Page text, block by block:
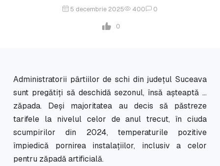
5 decembrie 2025 400 0
0
Administratorii pârtiilor de schi din județul Suceava
sunt pregătiți să deschidă sezonul, însă așteaptă ...
zăpada. Deși majoritatea au decis să păstreze
tarifele la nivelul celor de anul trecut, în ciuda
scumpirilor din 2024, temperaturile pozitive
împiedică pornirea instalațiilor, inclusiv a celor
pentru zăpadă artificială.